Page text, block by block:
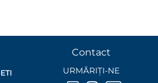
Contact
URMĂRIȚI-NE